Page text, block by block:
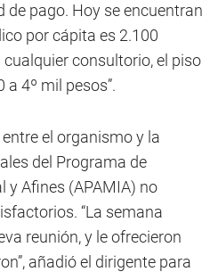
de pago. Hoy se encuentran
por cápita es 2.100
cualquier consultorio, el piso
4º mil pesos”.
el organismo y la
del Programa de
y Afines (APAMIA) no
“La semana
reunión, y le ofrecieron
añadió el dirigente para